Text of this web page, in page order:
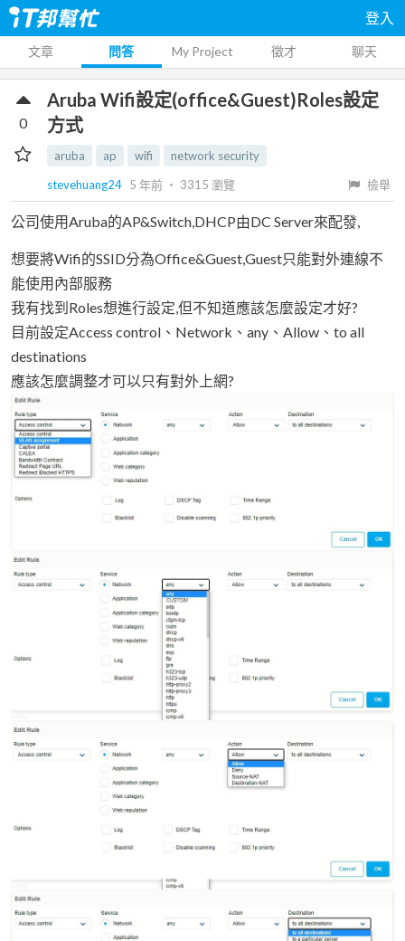
登入
文章 問答 My Project 徵才 聊天
Aruba Wifi設定(office&Guest)Roles設定
方式
aruba ap wifi
network security
stevehuang24 5 年前 ‧ 3315 瀏覽 檢舉
0
公司使用Aruba的AP&Switch,DHCP由DC Server來配發,
想要將Wifi的SSID分為Office&Guest,Guest只能對外連線不
能使用內部服務
我有找到Roles想進行設定,但不知道應該怎麼設定才好?
目前設定Access control、Network、any、Allow、to all
destinations
應該怎麼調整才可以只有對外上網?